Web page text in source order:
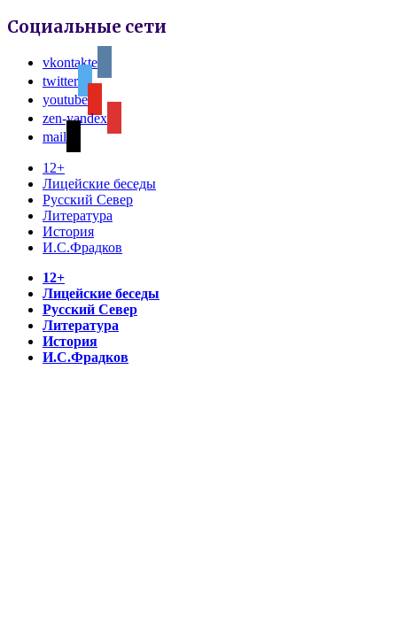
Социальные сети
vkontakte
twitter
youtube
zen-yandex
mail
12+
Лицейские беседы
Русский Север
Литература
История
И.С.Фрадков
12+
Лицейские беседы
Русский Север
Литература
История
И.С.Фрадков